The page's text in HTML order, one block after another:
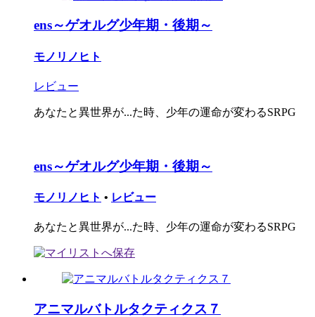
ens～ゲオルグ少年期・後期～
モノリノヒト
レビュー
あなたと異世界が...た時、少年の運命が変わるSRPG
ens～ゲオルグ少年期・後期～
モノリノヒト • レビュー
あなたと異世界が...た時、少年の運命が変わるSRPG
アニマルバトルタクティクス７